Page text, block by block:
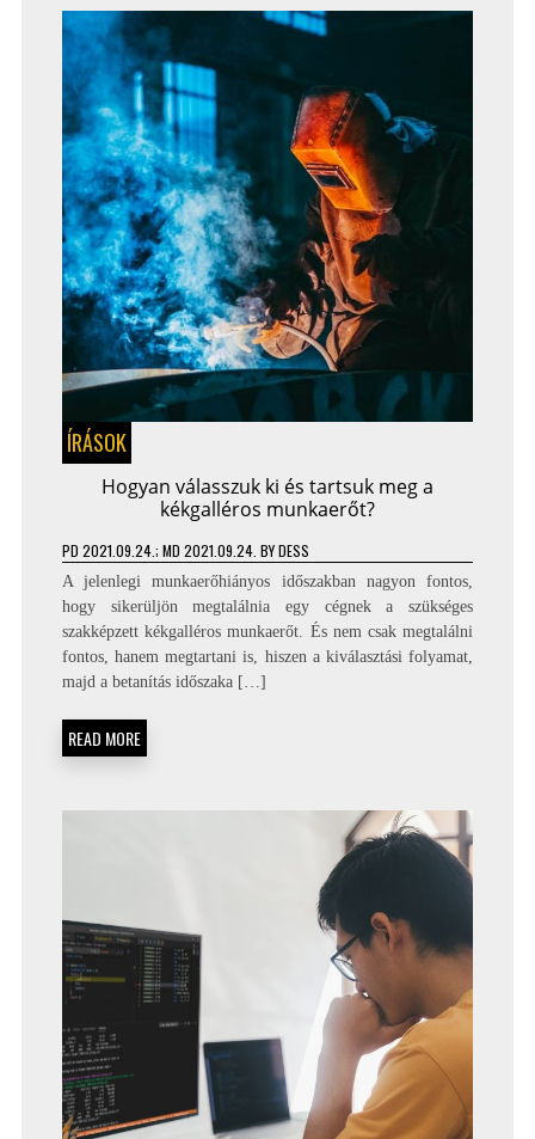
ÍRÁSOK
Hogyan válasszuk ki és tartsuk meg a
kékgalléros munkaerőt?
PD 2021.09.24.; MD 2021.09.24. BYDESS
A jelenlegi munkaerőhiányos időszakban nagyon fontos,
hogy sikerüljön megtalálnia egy cégnek a szükséges
szakképzett kékgalléros munkaerőt. És nem csak megtalálni
fontos, hanem megtartani is, hiszen a kiválasztási folyamat,
majd a betanítás időszaka […]
READ MORE